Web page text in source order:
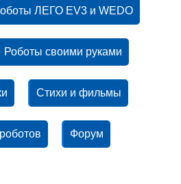
ЛЕГО EV3 и WEDO
Роботы своими руками
Стихи и фильмы
Форум